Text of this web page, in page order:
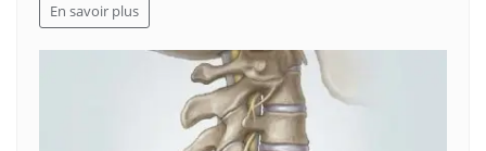
En savoir plus